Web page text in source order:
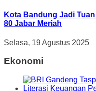
Kota Bandung Jadi
80 Jabar Meriah
Selasa, 19 Agustus 2025
Ekonomi